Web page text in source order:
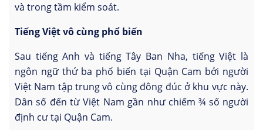
và trong tầm kiểm soát.
Tiếng Việt vô cùng phổ biến
Sau tiếng Anh và tiếng Tây Ban Nha, tiếng Việt là
ngôn ngữ thứ ba phổ biến tại Quận Cam bởi người
Việt Nam tập trung vô cùng đông đúc ở khu vực này.
Dân số đến từ Việt Nam gần như chiếm ¾ số người
định cư tại Quận Cam.